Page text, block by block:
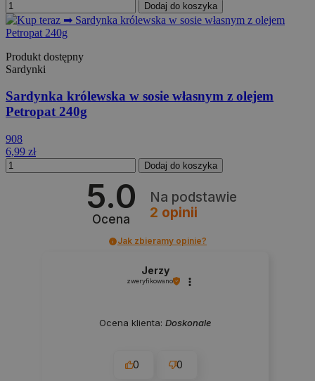
Dodaj do koszyka
Produkt dostępny
Sardynki
Sardynka królewska w sosie własnym z olejem
Petropat 240g
908
6,99 zł
Dodaj do koszyka
5.0
Ocena
Na podstawie
2 opinii
Jak zbieramy opinie?
Jerzy
zweryfikowano
Ocena klienta: Doskonale
0 0